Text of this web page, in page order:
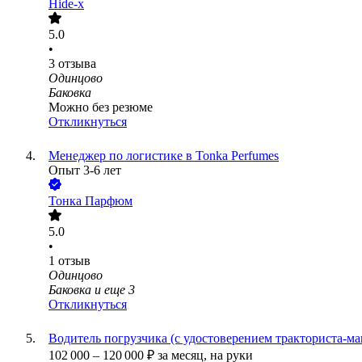
Hide-x
5.0
•
3 отзыва
Одинцово
Баковка
Можно без резюме
Откликнуться
Менеджер по логистике в Tonka Perfumes
Опыт 3-6 лет
Тонка Парфюм
5.0
•
1 отзыв
Одинцово
Баковка и еще 3
Откликнуться
Водитель погрузчика (с удостоверением тракториста-
102 000 – 120 000 ₽ за месяц, на руки